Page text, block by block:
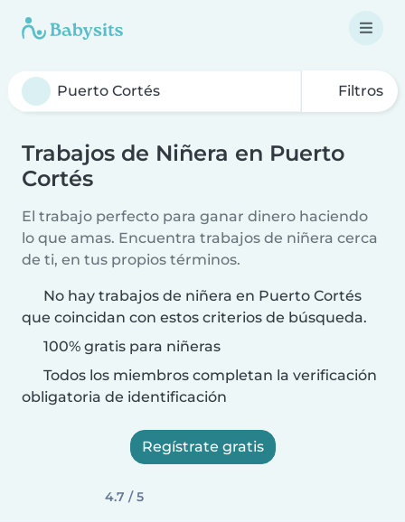
Filtros
Trabajos de Niñera en Puerto
Cortés
El trabajo perfecto para ganar dinero haciendo
lo que amas. Encuentra trabajos de niñera cerca
de ti, en tus propios términos.
No hay trabajos de niñera en Puerto Cortés
que coincidan con estos criterios de búsqueda.
100% gratis para niñeras
Todos los miembros completan la verificación
obligatoria de identificación
Regístrate gratis
4.7 / 5